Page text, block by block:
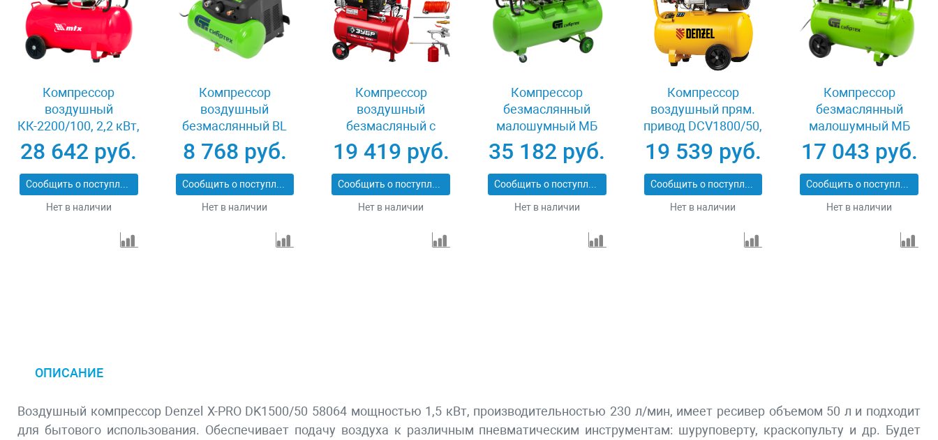
Компрессор
воздушный
КК-2200/100, 2,2 кВт,
350 л/мин, 100 л,
прямой привод,
масляный MTX
58033
28 642 руб.
Сообщить о поступлении
Нет в наличии
Компрессор
воздушный
безмаслянный BL
1100/6 1100Вт,
ресивер 6 литров,
180 л/мин Сибртех
58059
8 768 руб.
Сообщить о поступлении
Нет в наличии
Компрессор
воздушный
безмасляный с
набором
аксессуаров Зубр
КП-200-24 Н6
19 419 руб.
Сообщить о поступлении
Нет в наличии
Компрессор
безмаслянный
малошумный МБ
2250/100, 2250 Вт,
100л, 400 л/мин
Сибртех 58008
35 182 руб.
Сообщить о поступлении
Нет в наличии
Компрессор
воздушный прям.
привод DCV1800/50,
1,8 кВт, 50 литров,
320 л/мин Denzel
58168
19 539 руб.
Сообщить о поступлении
Нет в наличии
Компрессор
безмаслянный
малошумный МБ
2000/50, 2000 Вт,
50л, 300 л/мин
Сибртех 58007
17 043 руб.
Сообщить о поступлении
Нет в наличии
ОПИСАНИЕ
Воздушный компрессор Denzel Х-PRO DK1500/50 58064 мощностью 1,5 кВт, производительностью 230 л/мин, имеет ресивер объемом 50 л и подходит
для бытового использования. Обеспечивает подачу воздуха к различным пневматическим инструментам: шуруповерту, краскопульту и др. Будет